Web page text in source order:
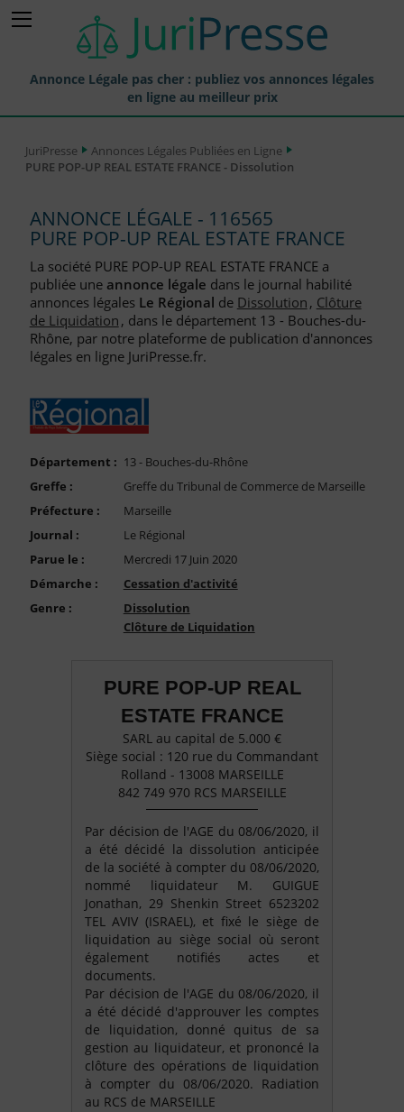
Annonce Légale pas cher : publiez vos annonces légales
en ligne au meilleur prix
Annonces Légales Publiées
Journaux Habilités (JAL) Annonces Légales
Départements pour la Publication d'Annonces Légales
Liste des Greffes
Liste des CCI
FAQ
Compte PRO
JuriPresse
Annonces Légales Publiées en Ligne
PURE POP-UP REAL ESTATE FRANCE - Dissolution
ANNONCE LÉGALE - 116565
PURE POP-UP REAL ESTATE FRANCE
La société PURE POP-UP REAL ESTATE FRANCE a
publiée une annonce légale dans le journal habilité
annonces légales Le Régional de Dissolution, Clôture
de Liquidation, dans le département 13 - Bouches-du-
Rhône, par notre plateforme de publication d'annonces
légales en ligne JuriPresse.fr.
Département : 13 - Bouches-du-Rhône
Greffe :
Greffe du Tribunal de Commerce de Marseille
Préfecture :
Marseille
Journal :
Le Régional
Parue le :
Mercredi 17 Juin 2020
Démarche :
Cessation d'activité
Genre :
Dissolution
Clôture de Liquidation
PURE POP-UP REAL
ESTATE FRANCE
SARL au capital de 5.000 €
Siège social : 120 rue du Commandant
Rolland - 13008 MARSEILLE
842 749 970 RCS MARSEILLE
Par décision de l'AGE du 08/06/2020, il
a été décidé la dissolution anticipée
de la société à compter du 08/06/2020,
nommé liquidateur M. GUIGUE
Jonathan, 29 Shenkin Street 6523202
TEL AVIV (ISRAEL), et fixé le siège de
liquidation au siège social où seront
également notifiés actes et
documents.
Par décision de l'AGE du 08/06/2020, il
a été décidé d'approuver les comptes
de liquidation, donné quitus de sa
gestion au liquidateur, et prononcé la
clôture des opérations de liquidation
à compter du 08/06/2020. Radiation
au RCS de MARSEILLE